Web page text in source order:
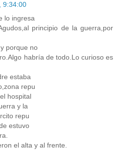
9:34:00
lo ingresa
principio de la guerra,por
porque no
habría de todo.Lo curioso es
estaba
repu
hospital
y la
repu
estuvo
el alta y al frente.